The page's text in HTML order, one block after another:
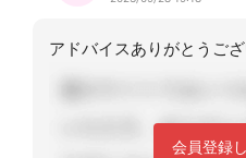
会員登録